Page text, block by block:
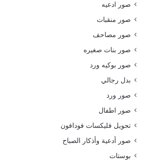
صور ادعيه
صور منقبات
صور مصاحف
صور بنات صغيره
صور بوكيه ورد
بدل رجالي
صور ورد
صور اطفال
تحويل فليكسات فودافون
صور أدعية وأذكار الصباح
بوستات